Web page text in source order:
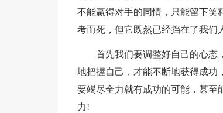
不能赢得对手的同情，只能留下笑
考而死，但它既然已经挡在了我们
首先我们要调整好自己的心态
地把握自己，才能不断地获得成功
要竭尽全力就有成功的可能，甚至
力!